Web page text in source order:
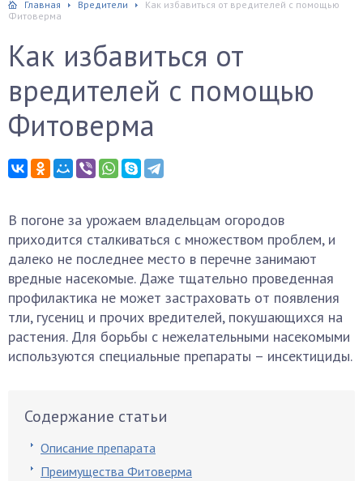
Главная Вредители
Как избавиться от вредителей с помощью
Фитоверма
Как избавиться от
вредителей с помощью
Фитоверма
В погоне за урожаем владельцам огородов
приходится сталкиваться с множеством проблем, и
далеко не последнее место в перечне занимают
вредные насекомые. Даже тщательно проведенная
профилактика не может застраховать от появления
тли, гусениц и прочих вредителей, покушающихся на
растения. Для борьбы с нежелательными насекомыми
используются специальные препараты – инсектициды.
Содержание статьи
Описание препарата
Преимущества Фитоверма